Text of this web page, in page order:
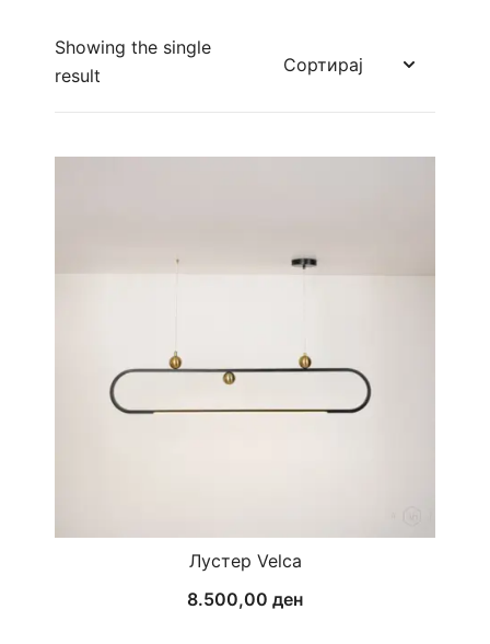
Showing the single
result
Лустер Velca
8.500,00 ден